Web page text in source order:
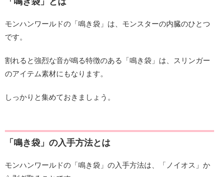
モンハンワールドの「鳴き袋」は、モンスターの内臓のひとつ
です。
割れると強烈な音が鳴る特徴のある「鳴き袋」は、スリンガー
のアイテム素材にもなります。
しっかりと集めておきましょう。
「鳴き袋」の入手方法とは
モンハンワールドの「鳴き袋」の入手方法は、「ノイオス」か